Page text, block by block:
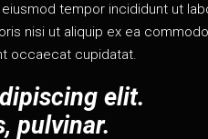
tem­por inci­di­dunt ut
nisi ut ali­quip ex ea com­mo­do
occae­cat cupidatat.
elit.
pulvinar.